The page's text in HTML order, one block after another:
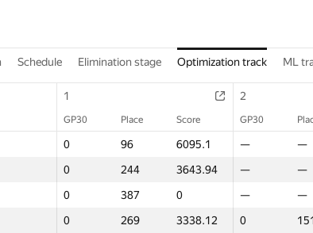
Schedule Elimination stage Optimization track ML
1 2
GP30 Place Score GP30
0 96 6095.1 — —
0 244 3643.94 — —
0 387 0 — —
0 269 3338.12 0